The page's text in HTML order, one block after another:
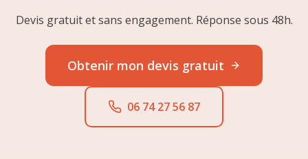
Devis gratuit et sans engagement. Réponse sous 48h.
Obtenir mon devis gratuit
06 74 27 56 87